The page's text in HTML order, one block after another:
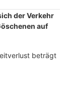
der Verkehr
auf
beträgt